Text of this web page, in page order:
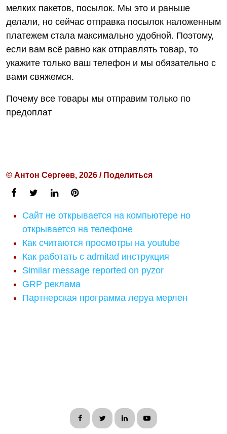
мелких пакетов, посылок. Мы это и раньше
делали, но сейчас отправка посылок наложенным
платежем стала максимально удобной. Поэтому,
если вам всё равно как отправлять товар, то
укажите только ваш телефон и мы обязательно с
вами свяжемся.
Почему все товары мы отправим только по
предоплат
© Антон Сергеев, 2026 / Поделиться
Сайт не открывается на компьютере но
открывается на телефоне
Как считаются просмотры на youtube
Как работать с admitad инструкция
Similar message reported on pyzor
GRP реклама
Партнерская программа леруа мерлен